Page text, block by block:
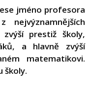
jméno profesora
nejvýznamnějších
prestiž školy,
a hlavně zvýší
matematikovi.
školy.